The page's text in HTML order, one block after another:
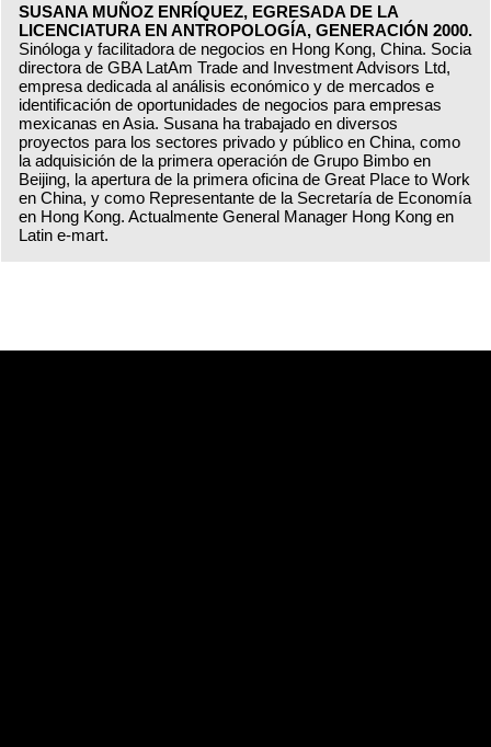
SUSANA MUÑOZ ENRÍQUEZ, EGRESADA DE LA
LICENCIATURA EN ANTROPOLOGÍA, GENERACIÓN 2000.
Sinóloga y facilitadora de negocios en Hong Kong, China. Socia
directora de GBA LatAm Trade and Investment Advisors Ltd,
empresa dedicada al análisis económico y de mercados e
identificación de oportunidades de negocios para empresas
mexicanas en Asia. Susana ha trabajado en diversos
proyectos para los sectores privado y público en China, como
la adquisición de la primera operación de Grupo Bimbo en
Beijing, la apertura de la primera oficina de Great Place to Work
en China, y como Representante de la Secretaría de Economía
en Hong Kong. Actualmente General Manager Hong Kong en
Latin e-mart.